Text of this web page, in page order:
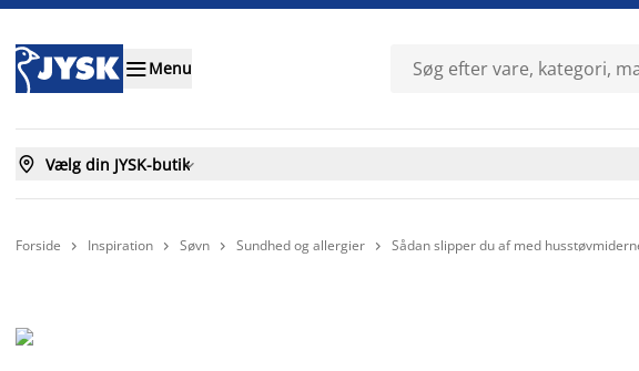
Menu
 Vælg din JYSK-butik
Forside  Inspiration  Søvn  Sundhed og allergier  Sådan slipper du af med